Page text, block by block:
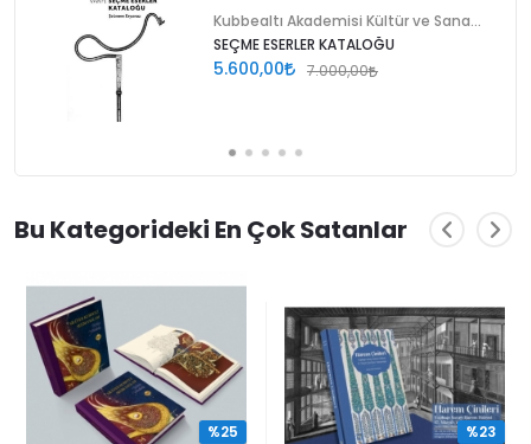
SEÇME ESERLER KATALOĞU
5.600,00 7.000,00
Bu Kategorideki En Çok Satanlar
%25 %23